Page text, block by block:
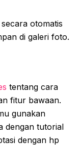
otomatis
di galeri foto.
tentang cara
fitur bawaan.
gunakan
dengan tutorial
dengan hp